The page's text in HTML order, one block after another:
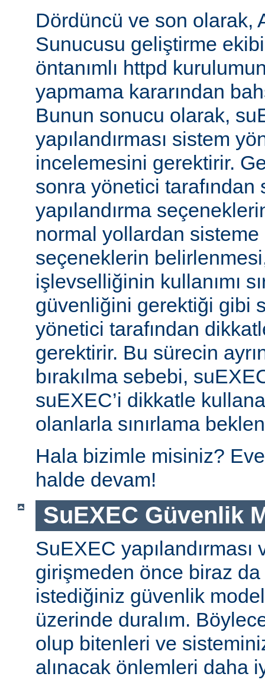
Dördüncü ve son olarak,
Sunucusu geliştirme
öntanımlı httpd
yapmama kararından
Bunun sonucu olarak,
yapılandırması sistem
incelemesini gerektirir.
sonra yönetici tarafından
yapılandırma
normal yollardan sisteme
seçeneklerin
işlevselliğinin kullanımı
güvenliğini gerektiği gibi
yönetici tarafından
gerektirir. Bu sürecin
bırakılma sebebi,
suEXEC’i dikkatle
olanlarla sınırlama
Hala bizimle misiniz?
halde devam!
SuEXEC Güvenlik
SuEXEC
girişmeden önce biraz
istediğiniz güvenlik
üzerinde duralım.
olup bitenleri ve
alınacak önlemleri daha